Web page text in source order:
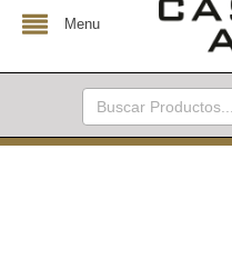
Menu
Buscar: